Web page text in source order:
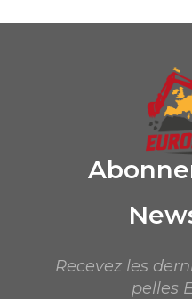
Recevez les
pelles